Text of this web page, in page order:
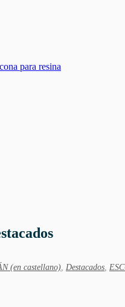
para resina
(en castellano) Destacados